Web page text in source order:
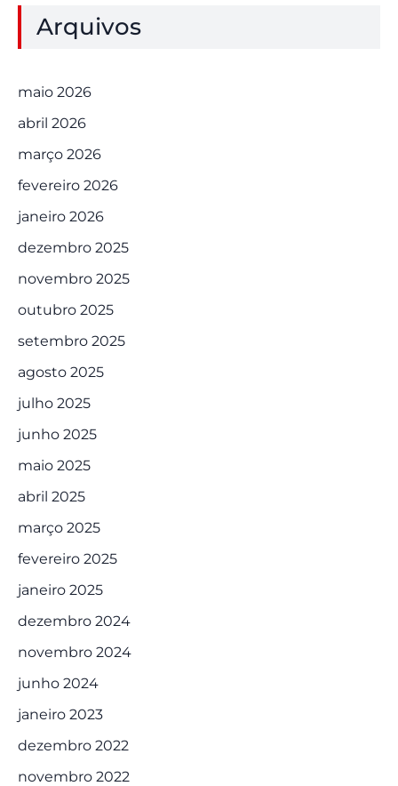
Arquivos
maio 2026
abril 2026
março 2026
fevereiro 2026
janeiro 2026
dezembro 2025
novembro 2025
outubro 2025
setembro 2025
agosto 2025
julho 2025
junho 2025
maio 2025
abril 2025
março 2025
fevereiro 2025
janeiro 2025
dezembro 2024
novembro 2024
junho 2024
janeiro 2023
dezembro 2022
novembro 2022